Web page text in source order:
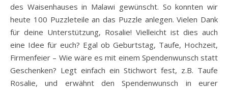
des Waisenhauses in Malawi gewünscht. So konnten wir
heute 100 Puzzleteile an das Puzzle anlegen. Vielen Dank
für deine Unterstützung, Rosalie! Vielleicht ist dies auch
eine Idee für euch? Egal ob Geburtstag, Taufe, Hochzeit,
Firmenfeier – Wie wäre es mit einem Spendenwunsch statt
Geschenken? Legt einfach ein Stichwort fest, z.B. Taufe
Rosalie, und erwähnt den Spendenwunsch in eurer